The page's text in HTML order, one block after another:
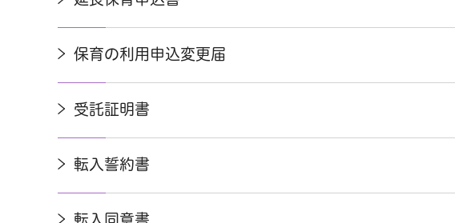
保育の利用申込変更届
受託証明書
転入誓約書
転入同意書